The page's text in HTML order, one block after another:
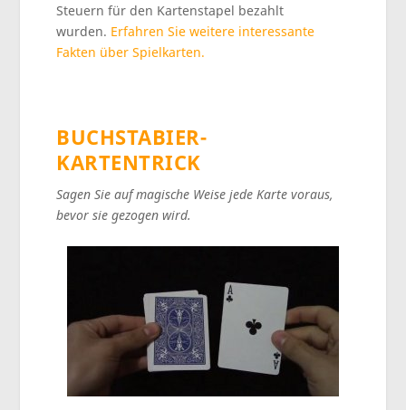
Steuern für den Kartenstapel bezahlt
wurden. Erfahren Sie weitere interessante
Fakten über Spielkarten.
BUCHSTABIER-
KARTENTRICK
Sagen Sie auf magische Weise jede Karte voraus,
bevor sie gezogen wird.